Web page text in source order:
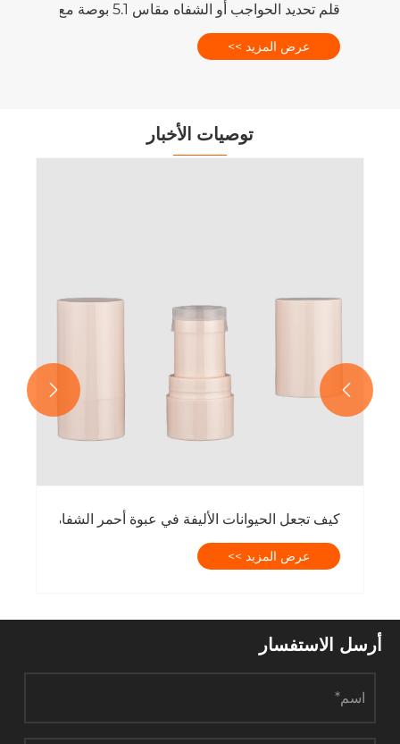
قلم تحديد الحواجب أو الشفاه مقاس 5.1 بوصة مع غطاء تغليف
عرض المزيد >>
توصيات الأخبار
كيف تجعل الحيوانات الأليفة في عبوة أحمر الشفاه شفافة للغاية؟
عرض المزيد >>


الاستفسار